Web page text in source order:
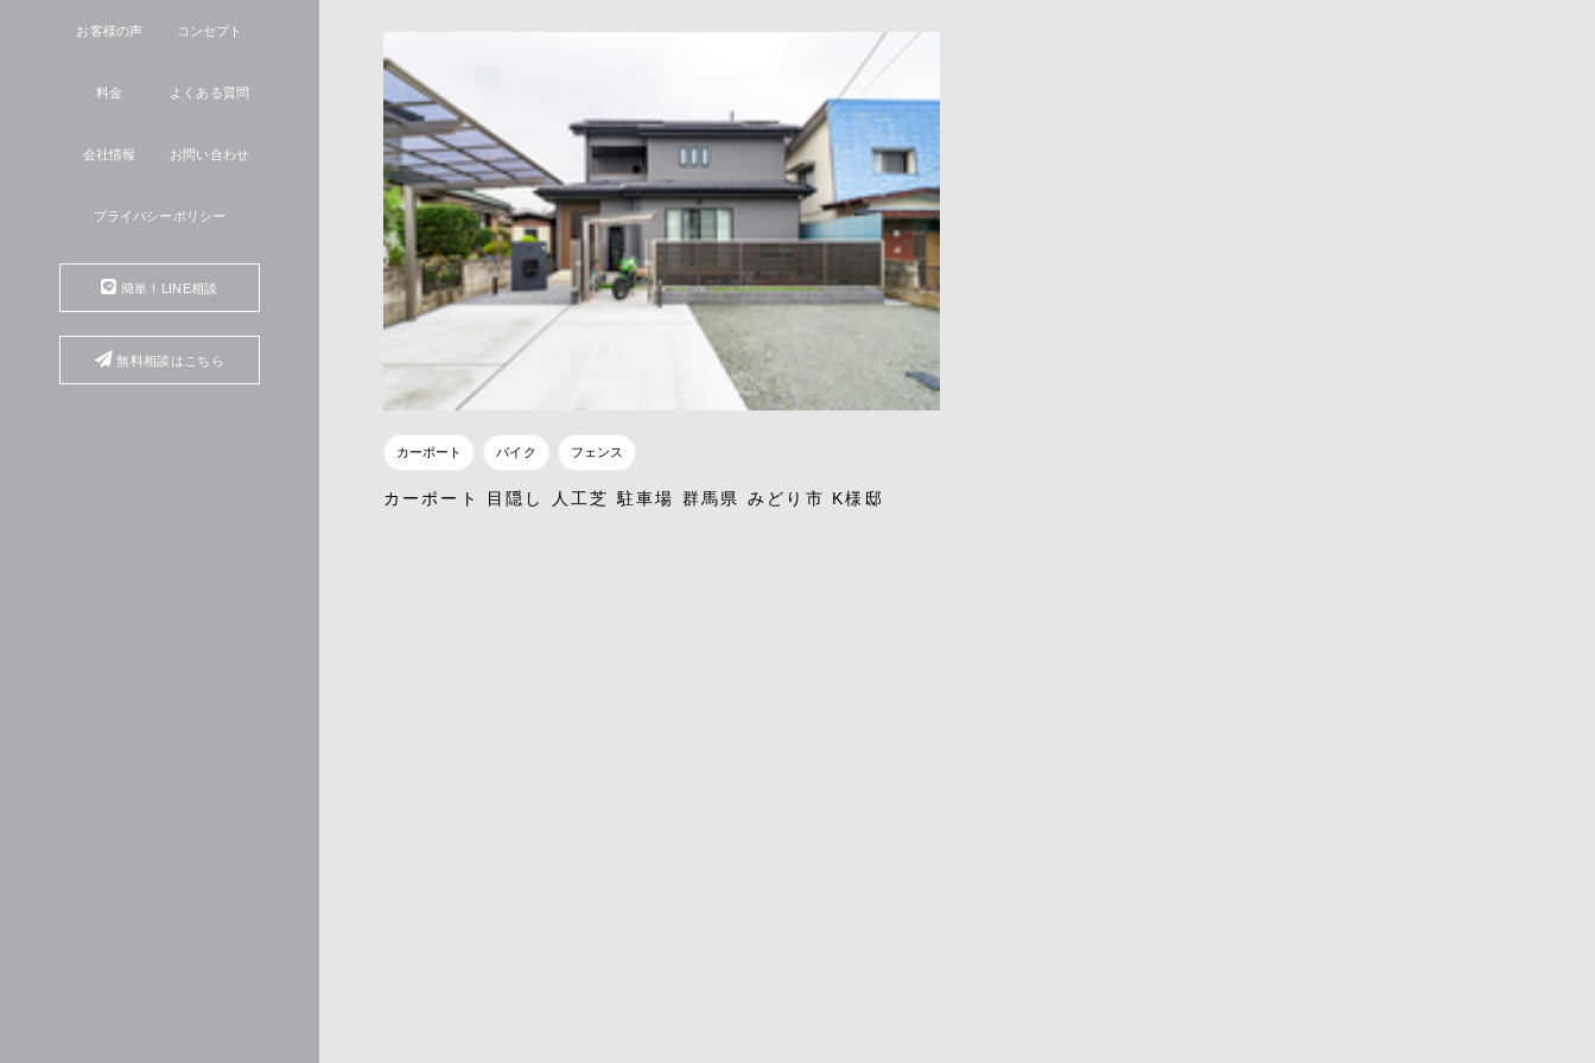
お客様の声 コンセプト
料金 よくある質問
会社情報 お問い合わせ
プライバシーポリシー
簡単！LINE相談
無料相談はこちら
カーポート バイク フェンス
カーポート 目隠し 人工芝 駐車場 群馬県 みどり市 K様邸